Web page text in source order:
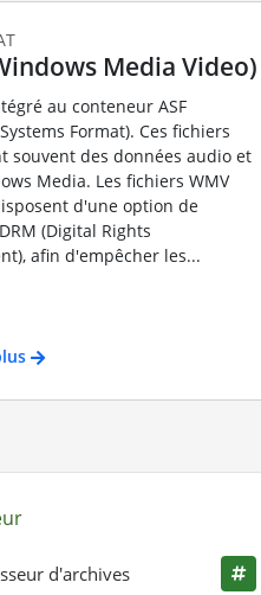
Media Video)
au conteneur ASF
Format). Ces fichiers
souvent des données audio et
Media. Les fichiers WMV
d'une option de
(Digital Rights
afin d'empêcher les...
d'archives